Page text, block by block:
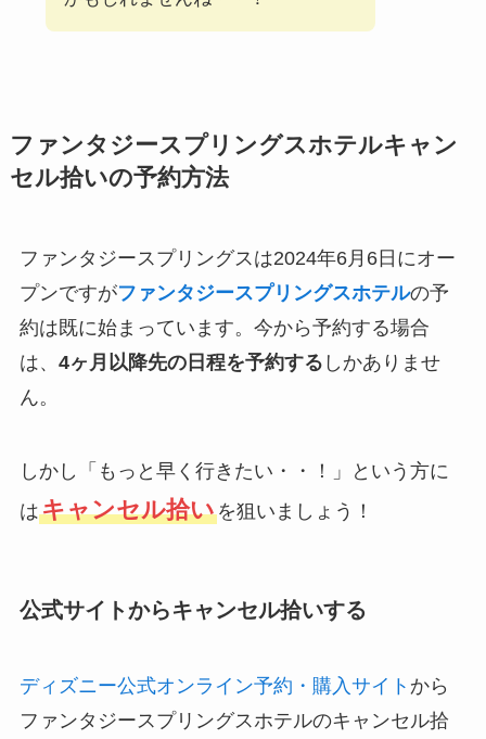
ファンタジースプリングスホテルキャン
セル拾いの予約方法
ファンタジースプリングスは2024年6月6日にオー
プンですがファンタジースプリングスホテルの予
約は既に始まっています。今から予約する場合
は、 4ヶ月以降先の日程を予約する しかありませ
ん。
しかし「もっと早く行きたい・・！」という方に
はキャンセル拾いを狙いましょう！
公式サイトからキャンセル拾いする
ディズニー公式オンライン予約・購入サイト から
ファンタジースプリングスホテルのキャンセル拾